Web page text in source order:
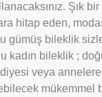
Şık
hitap eden,
gümüş bileklik
kadın bileklik ;
veya
mükemmel